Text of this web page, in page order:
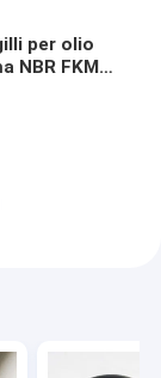
per olio
NBR FKM